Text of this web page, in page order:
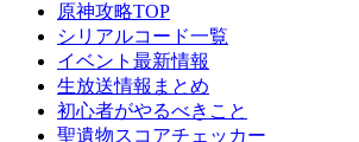
原神攻略TOP
シリアルコード一覧
イベント最新情報
生放送情報まとめ
初心者がやるべきこと
聖遺物スコアチェッカー